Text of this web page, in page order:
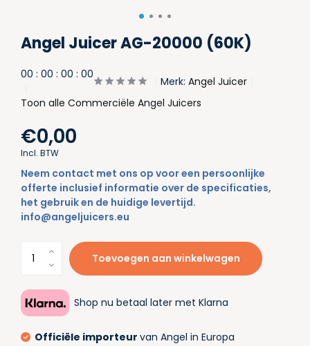
Angel Juicer AG-20000 (60K)
00 : 00 : 00 : 00
Merk: Angel Juicer
Toon alle Commerciële Angel Juicers
€0,00
Incl. BTW
Neem contact met ons op voor een persoonlijke
offerte inclusief informatie over de specificaties,
het gebruik en de huidige levertijd.
info@angeljuicers.eu
Toevoegen aan winkelwagen
Shop nu betaal later met Klarna
Officiële importeur van Angel in Europa